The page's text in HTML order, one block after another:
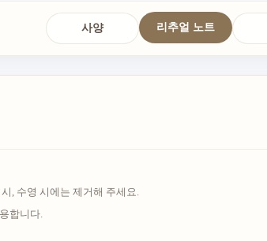
사양 리추얼 노트
, 수영 시에는 제거해 주세요.
합니다.